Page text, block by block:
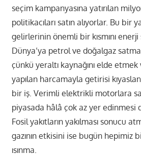
seçim kampanyasına yatırılan
politikacıları satın alıyorlar. Bu bir
gelirlerinin önemli bir kısmını
Dünya’ya petrol ve doğalgaz
çünkü yeraltı kaynağını elde
yapılan harcamayla getirisi
bir iş. Verimli elektrikli motorlara
piyasada hâlâ çok az yer edinmesi
Fosil yakıtların yakılması sonucu
gazının etkisini ise bugün hepimiz
ısınma.